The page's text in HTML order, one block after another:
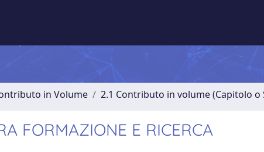
in Volume 2.1 Contributo in volume (Capitolo o
FORMAZIONE E RICERCA